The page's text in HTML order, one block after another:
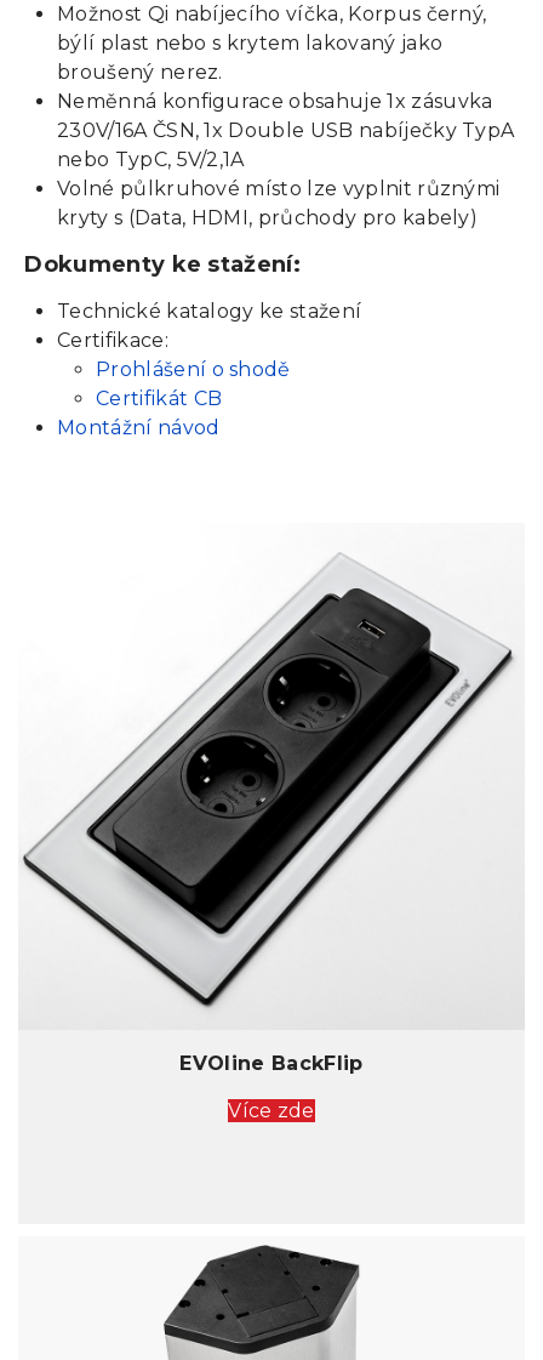
Možnost Qi nabíjecího víčka, Korpus černý,
býlí plast nebo s krytem lakovaný jako
broušený nerez.
Neměnná konfigurace obsahuje 1x zásuvka
230V/16A ČSN, 1x Double USB nabíječky TypA
nebo TypC, 5V/2,1A
Volné půlkruhové místo lze vyplnit různými
kryty s (Data, HDMI, průchody pro kabely)
Dokumenty ke stažení:
Technické katalogy ke stažení
Certifikace:
Prohlášení o shodě
Certifikát CB
Montážní návod
EVOline BackFlip
Více zde